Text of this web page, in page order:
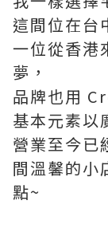
這間位在台
一位從香港
夢，
品牌也用
基本元素以
營業至今已
間溫馨的小
點~